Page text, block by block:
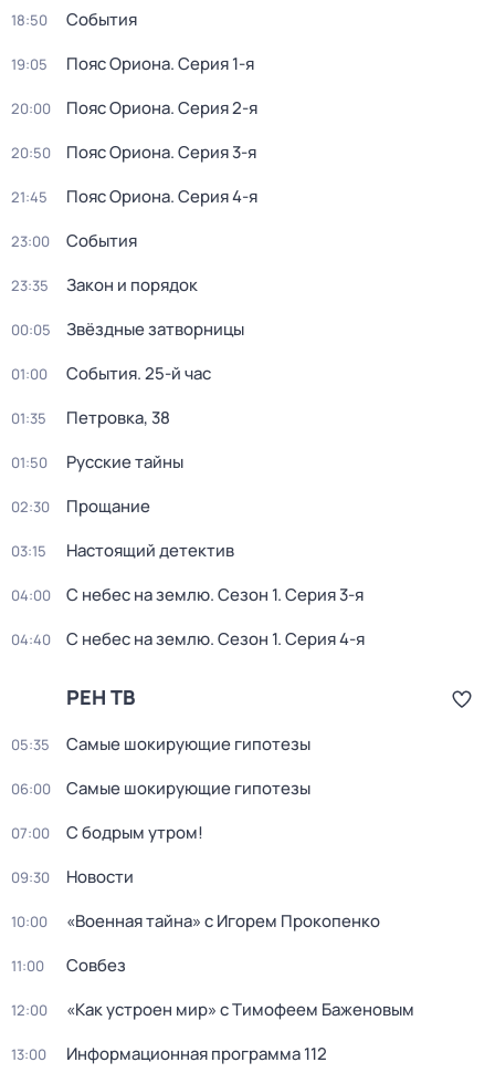
18:50 События
19:05 Пояс Ориона. Серия 1-я
20:00 Пояс Ориона. Серия 2-я
20:50 Пояс Ориона. Серия 3-я
21:45 Пояс Ориона. Серия 4-я
23:00 События
23:35 Закон и порядок
00:05 Звёздные затворницы
01:00 События. 25-й час
01:35 Петровка, 38
01:50 Русские тайны
02:30 Прощание
03:15 Настоящий детектив
04:00 С небес на землю. Сезон 1. Серия 3-я
04:40 С небес на землю. Сезон 1. Серия 4-я
РЕН ТВ
05:35 Самые шoкиpующие гипотезы
06:00 Самые шoкиpующие гипотезы
07:00 С бодрым утром!
09:30 Новости
10:00 «Военная тайна» с Игорем Прокопенко
11:00 Совбез
12:00 «Как устроен мир» с Тимофеем Баженовым
13:00 Информационная программа 112